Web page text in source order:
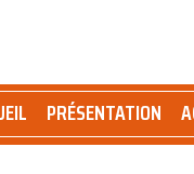
PRÉSENTATION